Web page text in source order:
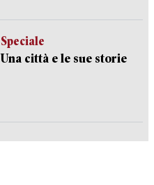
Speciale
Una città e le sue storie